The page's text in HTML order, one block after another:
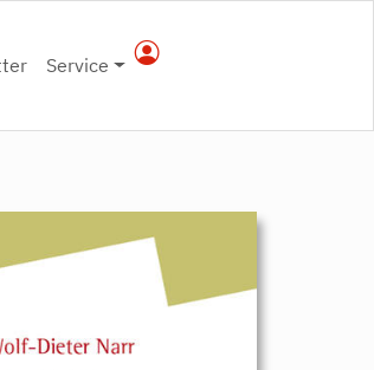
Service